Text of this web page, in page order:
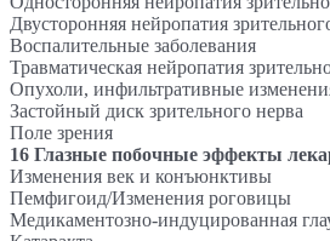
Двусторонняя нейропатия
Воспалительные заболевания
Травматическая нейропатия
Опухоли, инфильтративные
Застойный диск зрительного нерва
Поле зрения
16 Глазные побочные эффекты
Изменения век и конъюнктивы
Пемфигоид/Изменения роговицы
Медикаментозно-индуцированная